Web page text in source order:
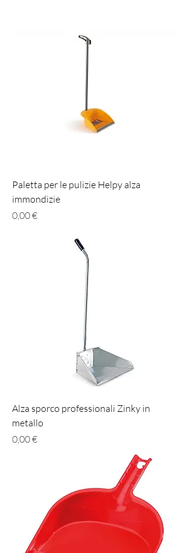
Paletta per le pulizie Helpy alza
immondizie
Prezzo
0,00 €
Alza sporco professionali Zinky in
metallo
Prezzo
0,00 €